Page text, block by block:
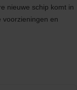
nieuwe schip komt in
voorzieningen en